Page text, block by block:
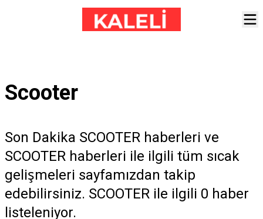
Scooter
Son Dakika SCOOTER haberleri ve
SCOOTER haberleri ile ilgili tüm sıcak
gelişmeleri sayfamızdan takip
edebilirsiniz. SCOOTER ile ilgili 0 haber
listeleniyor.